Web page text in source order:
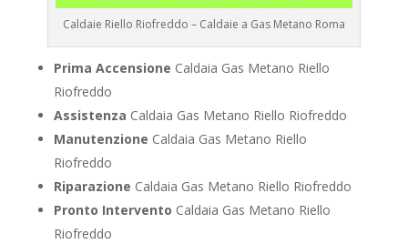
Caldaie Riello Riofreddo – Caldaie a Gas Metano Roma
Prima Accensione Caldaia Gas Metano Riello
Riofreddo
Assistenza Caldaia Gas Metano Riello Riofreddo
Manutenzione Caldaia Gas Metano Riello
Riofreddo
Riparazione Caldaia Gas Metano Riello Riofreddo
Pronto Intervento Caldaia Gas Metano Riello
Riofreddo